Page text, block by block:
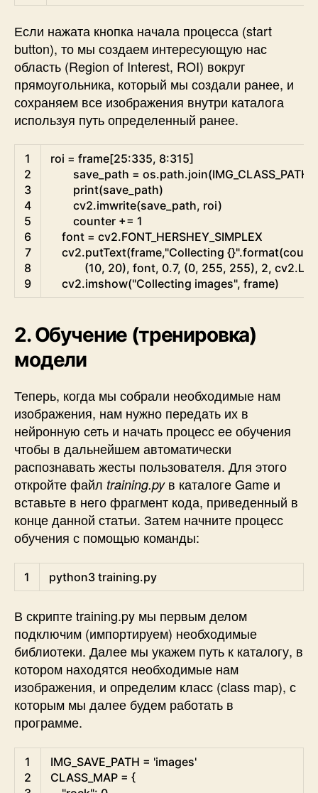
Если нажата кнопка начала процесса (start
button), то мы создаем интересующую нас
область (Region of Interest, ROI) вокруг
прямоугольника, который мы создали ранее, и
сохраняем все изображения внутри каталога
используя путь определенный ранее.
1
2
3
4
5
6
7
8
9
roi = frame[25:335, 8:315]
save_path = os.path.join(IMG_CLASS_PATH
print(save_path)
cv2.imwrite(save_path, roi)
counter += 1
font = cv2.FONT_HERSHEY_SIMPLEX
cv2.putText(frame,"Collecting {}".format(
(10, 20), font, 0.7, (0, 255, 255), 2, cv2.
cv2.imshow("Collecting images", frame)
2. Обучение (тренировка)
модели
Теперь, когда мы собрали необходимые нам
изображения, нам нужно передать их в
нейронную сеть и начать процесс ее обучения
чтобы в дальнейшем автоматически
распознавать жесты пользователя. Для этого
откройте файл training.pyв каталоге Game и
вставьте в него фрагмент кода, приведенный в
конце данной статьи. Затем начните процесс
обучения с помощью команды:
1 python3 training.py
В скрипте training.py мы первым делом
подключим (импортируем) необходимые
библиотеки. Далее мы укажем путь к каталогу, в
котором находятся необходимые нам
изображения, и определим класс (class map), с
которым мы далее будем работать в
программе.
1
2
IMG_SAVE_PATH = 'images'
CLASS_MAP = {